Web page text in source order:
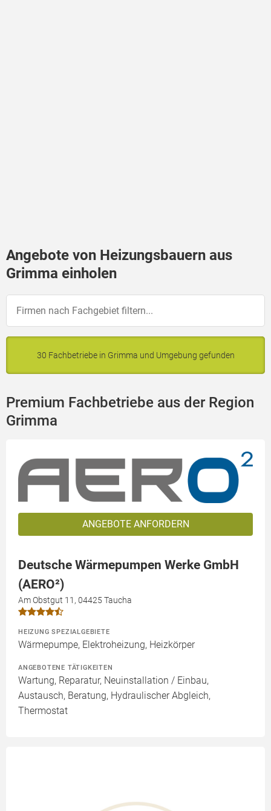
Angebote von Heizungsbauern aus
Grimma einholen
30 Fachbetriebe in Grimma und Umgebung gefunden
Premium Fachbetriebe aus der Region
Grimma
ANGEBOTE ANFORDERN
Deutsche Wärmepumpen Werke GmbH
(AERO²)
Am Obstgut 11, 04425 Taucha
HEIZUNG SPEZIALGEBIETE
Wärmepumpe, Elektroheizung, Heizkörper
ANGEBOTENE TÄTIGKEITEN
Wartung, Reparatur, Neuinstallation / Einbau,
Austausch, Beratung, Hydraulischer Abgleich,
Thermostat